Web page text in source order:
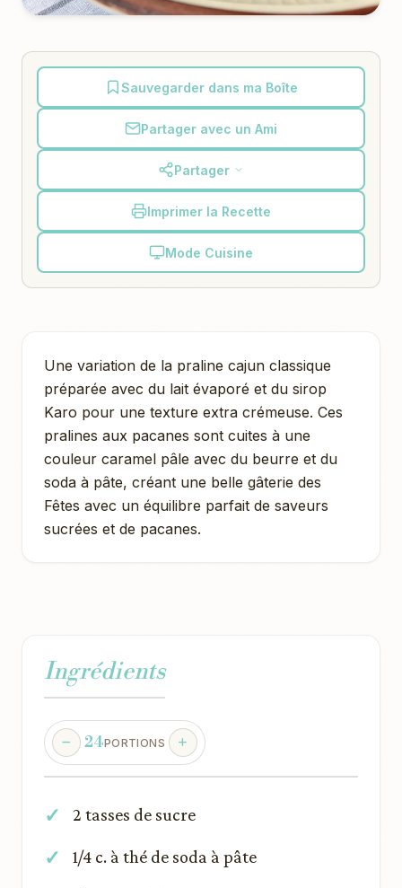
Sauvegarder dans ma Boîte
Partager avec un Ami
Partager
Imprimer la Recette
Mode Cuisine
Une variation de la praline cajun classique
préparée avec du lait évaporé et du sirop
Karo pour une texture extra crémeuse. Ces
pralines aux pacanes sont cuites à une
couleur caramel pâle avec du beurre et du
soda à pâte, créant une belle gâterie des
Fêtes avec un équilibre parfait de saveurs
sucrées et de pacanes.
Ingrédients
24PORTIONS
2 tasses de sucre
1/4 c. à thé de soda à pâte